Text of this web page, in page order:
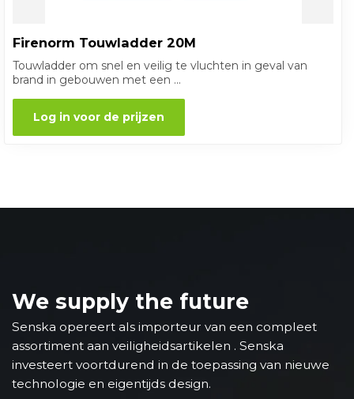
Firenorm Touwladder 20M
Touwladder om snel en veilig te vluchten in geval van
brand in gebouwen met een ...
Log in voor de prijzen
We supply the future
Senska opereert als importeur van een compleet
assortiment aan veiligheidsartikelen . Senska
investeert voortdurend in de toepassing van nieuwe
technologie en eigentijds design.